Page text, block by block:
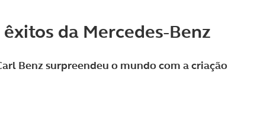
da Mercedes-Benz
Benz surpreendeu o mundo com a criação